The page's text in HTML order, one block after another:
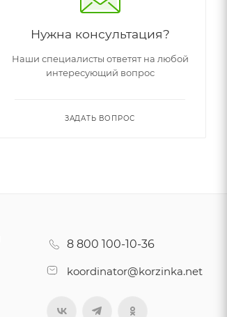
Нужна консультация?
Наши специалисты ответят на любой
интересующий вопрос
ЗАДАТЬ ВОПРОС
8 800 100-10-36
koordinator@korzinka.net